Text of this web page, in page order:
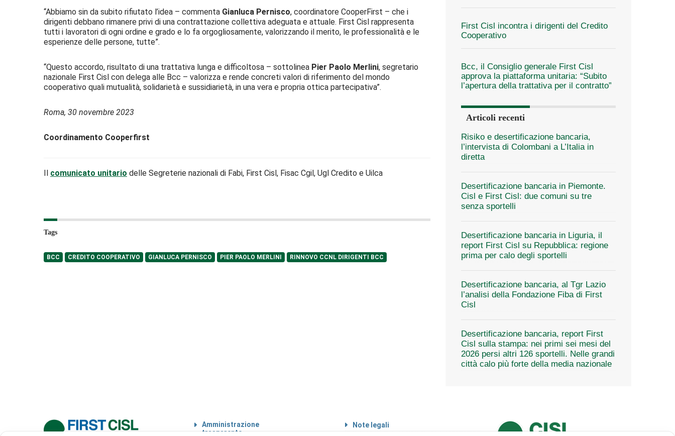
“Abbiamo sin da subito rifiutato l’idea – commenta Gianluca Pernisco, coordinatore CooperFirst – che i
dirigenti debbano rimanere privi di una contrattazione collettiva adeguata e attuale. First Cisl rappresenta
tutti i lavoratori di ogni ordine e grado e lo fa orgogliosamente, valorizzando il merito, le professionalità e le
esperienze delle persone, tutte”.
“Questo accordo, risultato di una trattativa lunga e difficoltosa – sottolinea Pier Paolo Merlini, segretario
nazionale First Cisl con delega alle Bcc – valorizza e rende concreti valori di riferimento del mondo
cooperativo quali mutualità, solidarietà e sussidiarietà, in una vera e propria ottica partecipativa”.
Roma, 30 novembre 2023
Coordinamento Cooperfirst
Il comunicato unitario delle Segreterie nazionali di Fabi, First Cisl, Fisac Cgil, Ugl Credito e Uilca
Tags
BCC CREDITO COOPERATIVO GIANLUCA PERNISCO PIER PAOLO MERLINI RINNOVO CCNL DIRIGENTI BCC
First Cisl incontra i dirigenti del Credito
Cooperativo
Bcc, il Consiglio generale First Cisl
approva la piattaforma unitaria: “Subito
l’apertura della trattativa per il contratto”
Articoli recenti
Risiko e desertificazione bancaria,
l’intervista di Colombani a L’Italia in
diretta
Desertificazione bancaria in Piemonte.
Cisl e First Cisl: due comuni su tre
senza sportelli
Desertificazione bancaria in Liguria, il
report First Cisl su Repubblica: regione
prima per calo degli sportelli
Desertificazione bancaria, al Tgr Lazio
l’analisi della Fondazione Fiba di First
Cisl
Desertificazione bancaria, report First
Cisl sulla stampa: nei primi sei mesi del
2026 persi altri 126 sportelli. Nelle grandi
città calo più forte della media nazionale
Amministrazione
trasparente
Note legali